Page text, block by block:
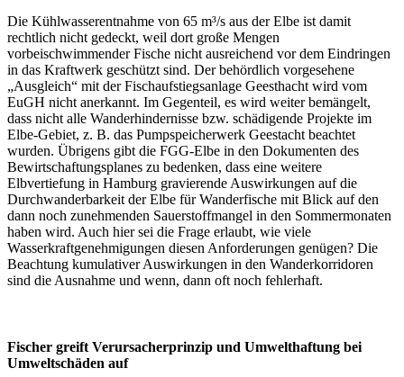
Die Kühlwasserentnahme von 65 m³/s aus der Elbe ist damit
rechtlich nicht gedeckt, weil dort große Mengen
vorbeischwimmender Fische nicht ausreichend vor dem Eindringen
in das Kraftwerk geschützt sind. Der behördlich vorgesehene
„Ausgleich“ mit der Fischaufstiegsanlage Geesthacht wird vom
EuGH nicht anerkannt. Im Gegenteil, es wird weiter bemängelt,
dass nicht alle Wanderhindernisse bzw. schädigende Projekte im
Elbe-Gebiet, z. B. das Pumpspeicherwerk Geestacht beachtet
wurden. Übrigens gibt die FGG-Elbe in den Dokumenten des
Bewirtschaftungsplanes zu bedenken, dass eine weitere
Elbvertiefung in Hamburg gravierende Auswirkungen auf die
Durchwanderbarkeit der Elbe für Wanderfische mit Blick auf den
dann noch zunehmenden Sauerstoffmangel in den Sommermonaten
haben wird. Auch hier sei die Frage erlaubt, wie viele
Wasserkraftgenehmigungen diesen Anforderungen genügen? Die
Beachtung kumulativer Auswirkungen in den Wanderkorridoren
sind die Ausnahme und wenn, dann oft noch fehlerhaft.
Fischer greift Verursacherprinzip und Umwelthaftung bei
Umweltschäden auf